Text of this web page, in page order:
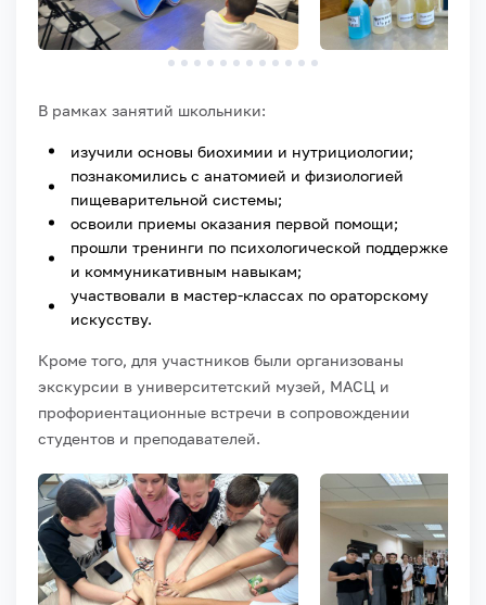
В рамках занятий школьники:
изучили основы биохимии и нутрициологии;
познакомились с анатомией и физиологией
пищеварительной системы;
освоили приемы оказания первой помощи;
прошли тренинги по психологической поддержке
и коммуникативным навыкам;
участвовали в мастер-классах по ораторскому
искусству.
Кроме того, для участников были организованы
экскурсии в университетский музей, МАСЦ и
профориентационные встречи в сопровождении
студентов и преподавателей.